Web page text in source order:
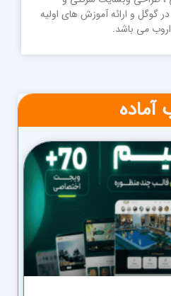
و ارائه آموزش های اولیه
می باشد.
آماده